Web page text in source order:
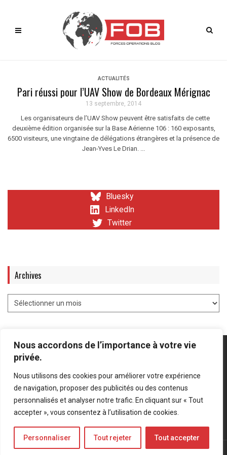
Nous accordons de l’importance à votre vie
privée.
Nous utilisons des cookies pour améliorer votre expérience
de navigation, proposer des publicités ou des contenus
personnalisés et analyser notre trafic. En cliquant sur « Tout
accepter », vous consentez à l’utilisation de cookies.
Personnaliser Tout rejeter Tout accepter
ACTUALITÉS
Pari réussi pour l’UAV Show de Bordeaux Mérignac
13 septembre, 2014
Les organisateurs de l’UAV Show peuvent être satisfaits de cette
deuxième édition organisée sur la Base Aérienne 106 : 160 exposants,
6500 visiteurs, une vingtaine de délégations étrangères et la présence de
Jean-Yves Le Drian. ...
Bluesky
LinkedIn
Twitter
Archives
Mentions légales Politique de confidentialité
Bluesky
LinkedIn
Twitter
© Forces Operations Blog - 2022